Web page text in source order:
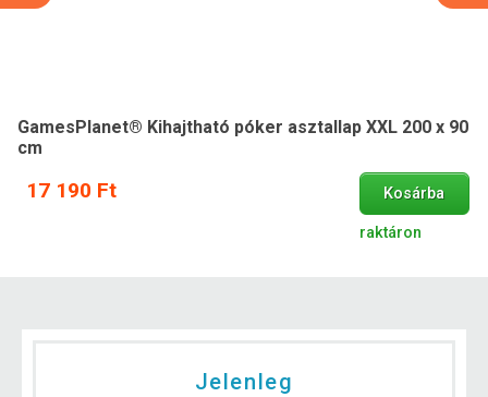
GamesPlanet® Kihajtható póker asztallap XXL 200 x 90
cm
17 190 Ft Kosárba
raktáron
Jelenleg